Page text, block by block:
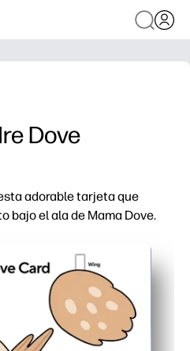
Dove
adorable tarjeta que
bajo el ala de Mama Dove.
manualidades sin
ocupados coloreando la
habilidades motoras finas y de
o en casa: puedes hacer lotes